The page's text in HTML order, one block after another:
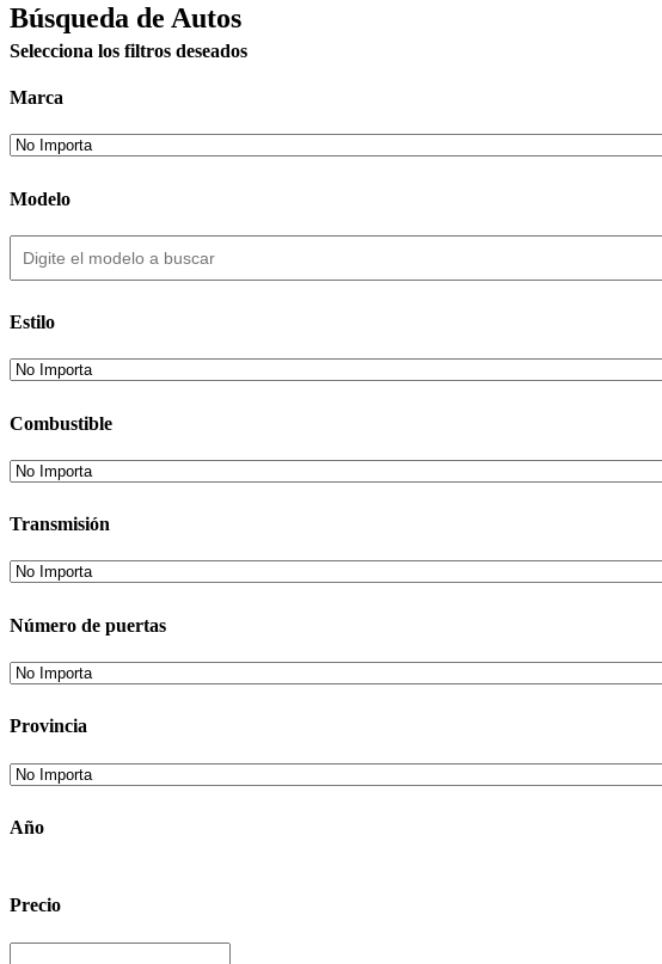
Búsqueda de Autos
Selecciona los filtros deseados
Marca
Modelo
Estilo
Combustible
Transmisión
Número de puertas
Provincia
Año
Precio